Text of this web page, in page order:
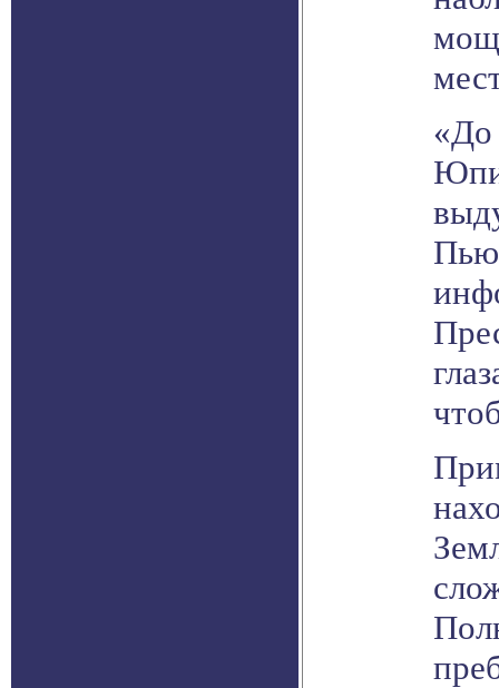
«До